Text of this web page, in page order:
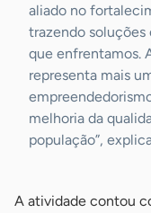
aliado no
trazendo soluções
que enfrentamos.
representa mais
melhoria da
população”,
A atividade contou